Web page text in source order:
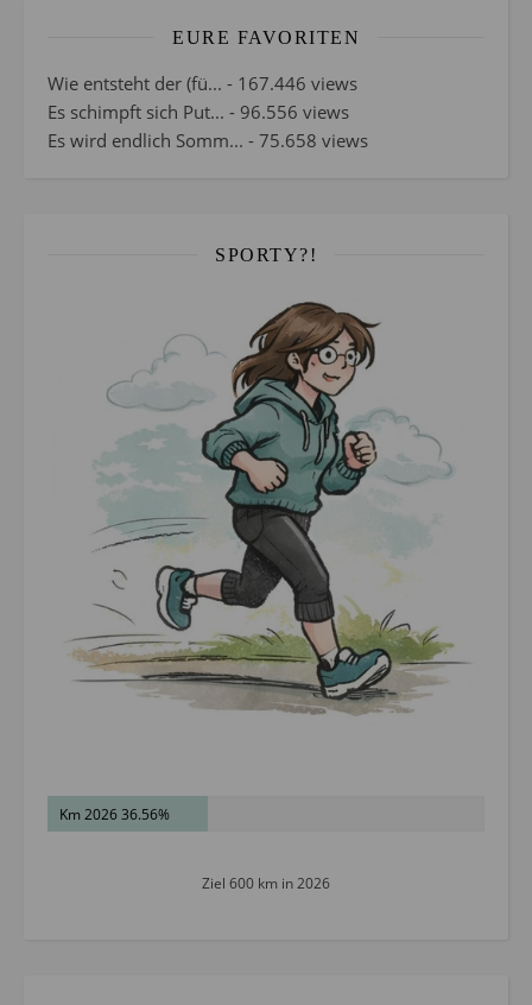
EURE FAVORITEN
Wie entsteht der (fü... - 167.446 views
Es schimpft sich Put... - 96.556 views
Es wird endlich Somm... - 75.658 views
SPORTY?!
Km 2026 36.56%
Ziel 600 km in 2026